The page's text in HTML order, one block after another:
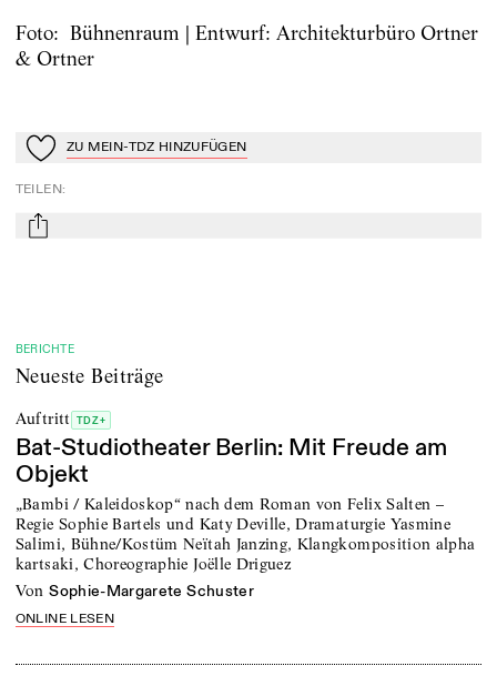
Foto: Bühnenraum | Entwurf: Architekturbüro Ortner
& Ortner
Zu Mein-TdZ hinzufügen
ZU MEIN-TDZ HINZUFÜGEN
TEILEN:
mail
BERICHTE
Neueste Beiträge
Auftritt TDZ+
Bat-Studiotheater Berlin: Mit Freude am
Objekt
„Bambi / Kaleidoskop“ nach dem Roman von Felix Salten –
Regie Sophie Bartels und Katy Deville, Dramaturgie Yasmine
Salimi, Bühne/Kostüm Neïtah Janzing, Klangkomposition alpha
kartsaki, Choreographie Joëlle Driguez
von Sophie-Margarete Schuster
ONLINE LESEN